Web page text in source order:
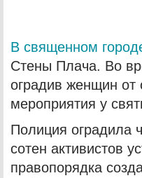
В священном
Стены Плача. Во
оградив женщин от
мероприятия у
Полиция оградила
сотен активистов
правопорядка